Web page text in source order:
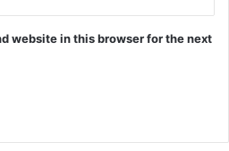
website in this browser for the next